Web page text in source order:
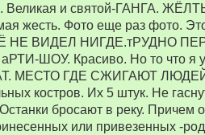
Великая и святой-ГАНГА.
жесть. Фото еще раз фото.
НЕ ВИДЕЛ НИГДЕ.тРУДНО
ШОУ. Красиво. Но то что я
МЕСТО ГДЕ СЖИГАЮТ ЛЮДЕЙ.
костров. Их 5 штук. Не
бросают в реку. Причем
или привезенных -